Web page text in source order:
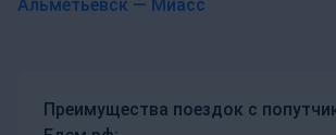
Альметьевск — Миасс
Преимущества поездок с